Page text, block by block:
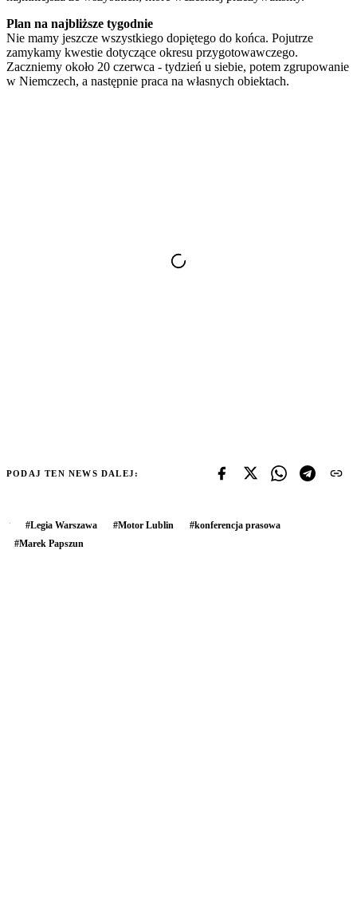
Plan na najbliższe tygodnie
Nie mamy jeszcze wszystkiego dopiętego do końca. Pojutrze
zamykamy kwestie dotyczące okresu przygotowawczego.
Zaczniemy około 20 czerwca - tydzień u siebie, potem zgrupowanie
w Niemczech, a następnie praca na własnych obiektach.
PODAJ TEN NEWS DALEJ:
#Legia Warszawa #Motor Lublin #konferencja prasowa
#Marek Papszun